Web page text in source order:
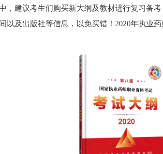
，建议考生们购买新大纲及教材进行复习备
以及出版社等信息，以免买错！2020年执业